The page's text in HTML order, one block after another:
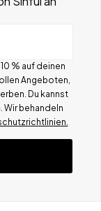
% auf deinen
Angeboten,
Du kannst
Wir behandeln